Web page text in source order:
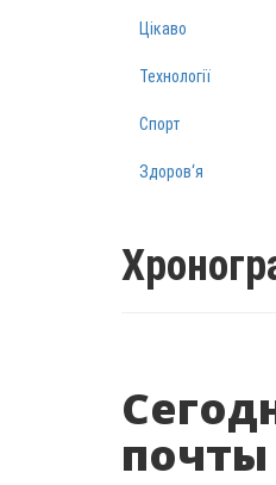
Цікаво
Технології
Спорт
Здоров‘я
почты